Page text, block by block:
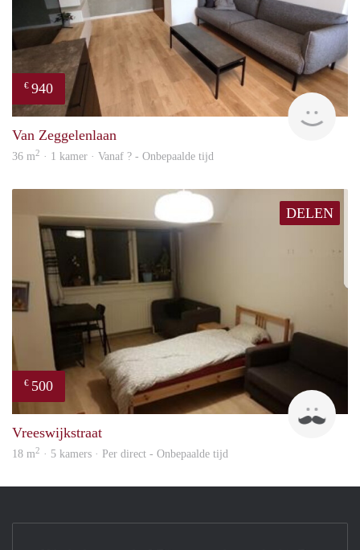
€ 940
Van Zeggelenlaan
36 m2 · 1 kamer · Vanaf ? - Onbepaalde tijd
DELEN
€ 500
Vreeswijkstraat
18 m2 · 5 kamers · Per direct - Onbepaalde tijd